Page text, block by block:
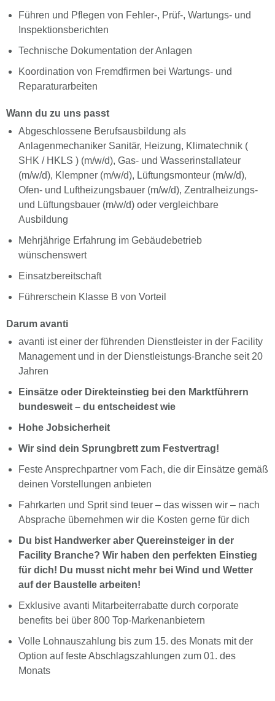
Führen und Pflegen von Fehler-, Prüf-, Wartungs- und
Inspektionsberichten
Technische Dokumentation der Anlagen
Koordination von Fremdfirmen bei Wartungs- und
Reparaturarbeiten
Wann du zu uns passt
Abgeschlossene Berufsausbildung als
Anlagenmechaniker Sanitär, Heizung, Klimatechnik (
SHK / HKLS ) (m/w/d), Gas- und Wasserinstallateur
(m/w/d), Klempner (m/w/d), Lüftungsmonteur (m/w/d),
Ofen- und Luftheizungsbauer (m/w/d), Zentralheizungs-
und Lüftungsbauer (m/w/d) oder vergleichbare
Ausbildung
Mehrjährige Erfahrung im Gebäudebetrieb
wünschenswert
Einsatzbereitschaft
Führerschein Klasse B von Vorteil
Darum avanti
avanti ist einer der führenden Dienstleister in der Facility
Management und in der Dienstleistungs-Branche seit 20
Jahren
Einsätze oder Direkteinstieg bei den Marktführern
bundesweit – du entscheidest wie
Hohe Jobsicherheit
Wir sind dein Sprungbrett zum Festvertrag!
Feste Ansprechpartner vom Fach, die dir Einsätze gemäß
deinen Vorstellungen anbieten
Fahrkarten und Sprit sind teuer – das wissen wir – nach
Absprache übernehmen wir die Kosten gerne für dich
Du bist Handwerker aber Quereinsteiger in der
Facility Branche? Wir haben den perfekten Einstieg
für dich! Du musst nicht mehr bei Wind und Wetter
auf der Baustelle arbeiten!
Exklusive avanti Mitarbeiterrabatte durch corporate
benefits bei über 800 Top-Markenanbietern
Volle Lohnauszahlung bis zum 15. des Monats mit der
Option auf feste Abschlagszahlungen zum 01. des
Monats